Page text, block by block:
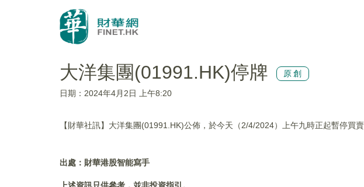
大洋集團(01991.HK)停牌 原創
日期：2024年4月2日 上午8:20
【財華社訊】大洋集團(01991.HK)公佈，於今天（2/4/2024）上午九時正起暫停買賣
出處：財華港股智能寫手